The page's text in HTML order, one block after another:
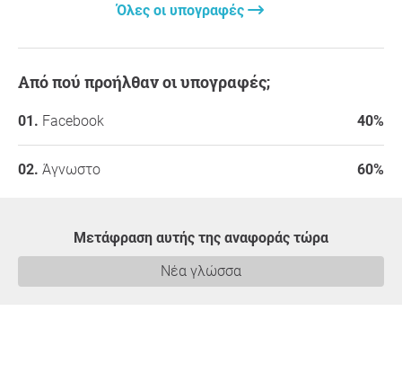
Όλες οι υπογραφές
Από πού προήλθαν οι υπογραφές;
Facebook 40%
Άγνωστο 60%
Μετάφραση αυτής της αναφοράς τώρα
Νέα γλώσσα